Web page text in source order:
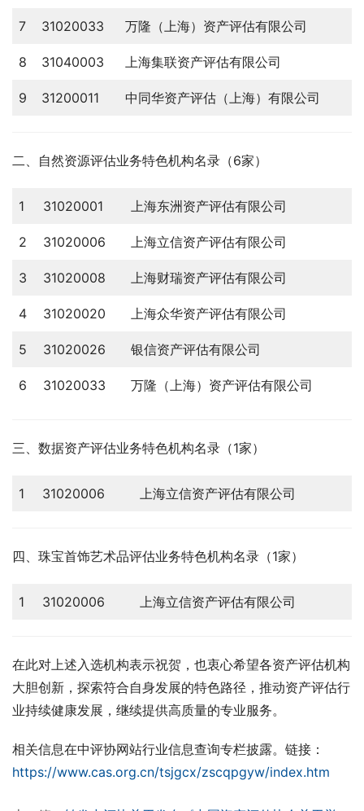
7 31020033 万隆（上海）资产评估有限公司
8 31040003 上海集联资产评估有限公司
9 31200011 中同华资产评估（上海）有限公司
二、自然资源评估业务特色机构名录（6家）
1 31020001 上海东洲资产评估有限公司
2 31020006 上海立信资产评估有限公司
3 31020008 上海财瑞资产评估有限公司
4 31020020 上海众华资产评估有限公司
5 31020026 银信资产评估有限公司
6 31020033 万隆（上海）资产评估有限公司
三、数据资产评估业务特色机构名录（1家）
1 31020006 上海立信资产评估有限公司
四、珠宝首饰艺术品评估业务特色机构名录（1家）
1 31020006 上海立信资产评估有限公司
在此对上述入选机构表示祝贺，也衷心希望各资产评估机构
大胆创新，探索符合自身发展的特色路径，推动资产评估行
业持续健康发展，继续提供高质量的专业服务。
相关信息在中评协网站行业信息查询专栏披露。链接：
https://www.cas.org.cn/tsjgcx/zscqpgyw/index.htm